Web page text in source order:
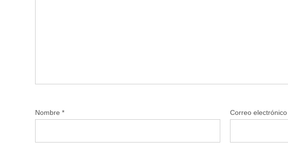
Nombre * Correo electrónico